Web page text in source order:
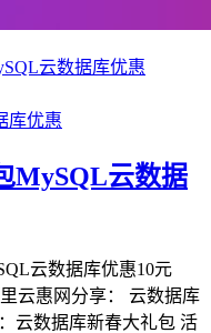
库优惠
MySQL云数据
云数据库优惠10元
云惠网分享： 云数据库
云数据库新春大礼包 活